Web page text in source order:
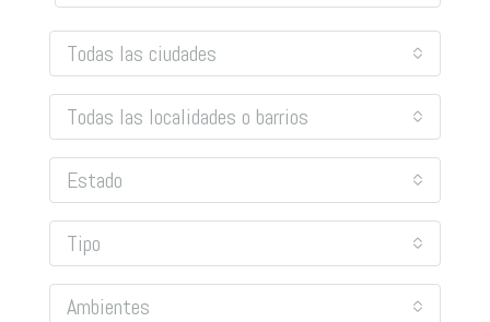
Todas las ciudades
Todas las localidades o barrios
Estado
Tipo
Ambientes